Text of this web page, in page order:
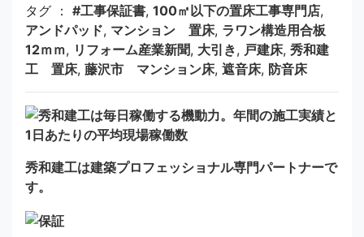
タグ ： #工事保証書, 100㎡以下の置床工事専門店,
アンドパッド, マンション 置床, ラワン構造用合板
12ｍｍ, リフォーム産業新聞, 大引き, 戸建床, 秀和建
工 置床, 藤沢市 マンション床, 遮音床, 防音床
秀和建工は建築プロフェッショナル専門パートナーで
す。